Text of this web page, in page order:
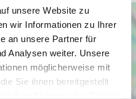
unsere Website zu
wir Informationen zu Ihrer
an unsere Partner für
Analysen weiter. Unsere
möglicherweise mit
Sie ihnen bereitgestellt